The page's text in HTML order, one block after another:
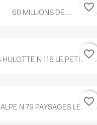
60 MILLIONS DE... favorite_border
HULOTTE N 116 LE PETIT...favorite_border
ALPE N 79 PAYSAGES LE...favorite_border